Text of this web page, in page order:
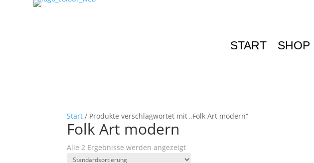
START SHOP
Start / Produkte verschlagwortet mit „Folk Art modern“
Folk Art modern
Alle 2 Ergebnisse werden angezeigt